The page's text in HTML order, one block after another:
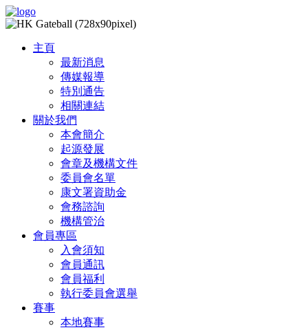
主頁
最新消息
傳媒報導
特別通告
相關連結
關於我們
本會簡介
起源發展
會章及機構文件
委員會名單
康文署資助金
會務諮詢
機構管治
會員專區
入會須知
會員通訊
會員福利
執行委員會選舉
賽事
本地賽事